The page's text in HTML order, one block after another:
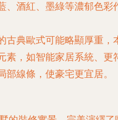
、酒紅、墨綠等濃郁色彩
古典歐式可能略顯厚重
素，如智能家居系統、更
部線條，使豪宅更宜居。